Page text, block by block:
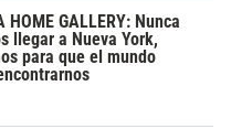
HOME GALLERY: Nunca
llegar a Nueva York,
para que el mundo